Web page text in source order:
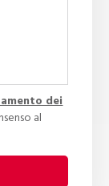
dei
al